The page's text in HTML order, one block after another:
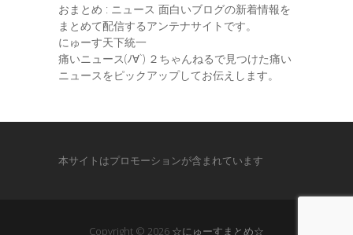
おまとめ : ニュース 面白いブログの新着情報を
まとめて配信するアンテナサイトです。
にゅーす天下統一
痛いニュース(ﾉ∀`) ２ちゃんねるで見つけた痛い
ニュースをピックアップしてお伝えします。
本サイトはプロモーションが含まれています
Copyright © 2026 ☆にゅーすまとめ☆